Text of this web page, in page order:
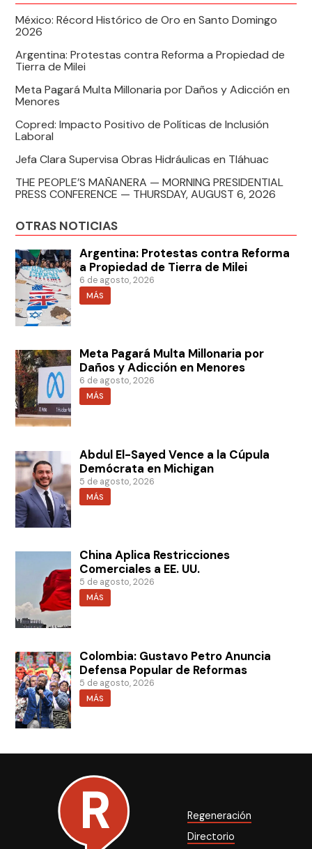
México: Récord Histórico de Oro en Santo Domingo
2026
Argentina: Protestas contra Reforma a Propiedad de
Tierra de Milei
Meta Pagará Multa Millonaria por Daños y Adicción en
Menores
Copred: Impacto Positivo de Políticas de Inclusión
Laboral
Jefa Clara Supervisa Obras Hidráulicas en Tláhuac
THE PEOPLE’S MAÑANERA — MORNING PRESIDENTIAL
PRESS CONFERENCE — THURSDAY, AUGUST 6, 2026
OTRAS NOTICIAS
Argentina: Protestas contra Reforma
a Propiedad de Tierra de Milei
6 de agosto, 2026
MÁS
Meta Pagará Multa Millonaria por
Daños y Adicción en Menores
6 de agosto, 2026
MÁS
Abdul El-Sayed Vence a la Cúpula
Demócrata en Michigan
5 de agosto, 2026
MÁS
China Aplica Restricciones
Comerciales a EE. UU.
5 de agosto, 2026
MÁS
Colombia: Gustavo Petro Anuncia
Defensa Popular de Reformas
5 de agosto, 2026
MÁS
Regeneración
Directorio